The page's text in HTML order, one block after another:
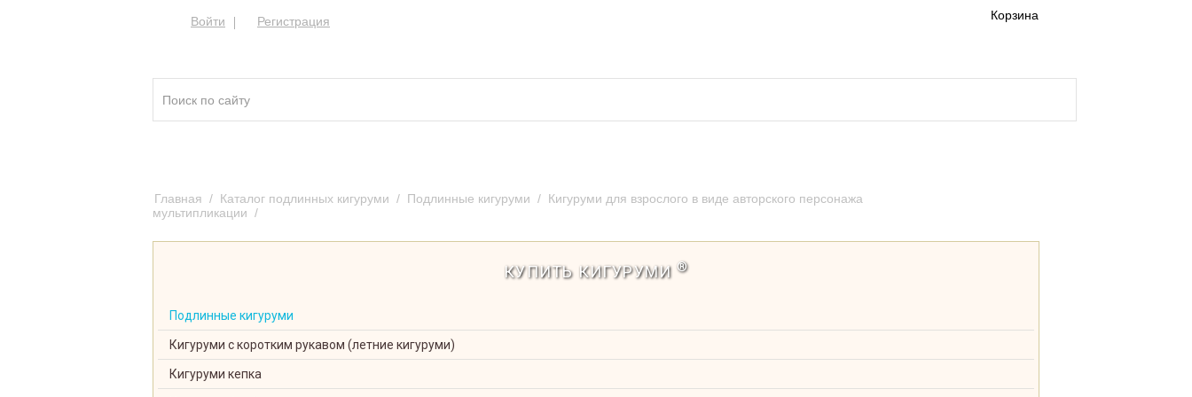
Войти Регистрация Корзина
Главная / Каталог подлинных кигуруми / Подлинные кигуруми / Кигуруми для взрослого в виде авторского персонажа
мультипликации /
КУПИТЬ КИГУРУМИ ®
Подлинные кигуруми
Кигуруми с коротким рукавом (летние кигуруми)
Кигуруми кепка